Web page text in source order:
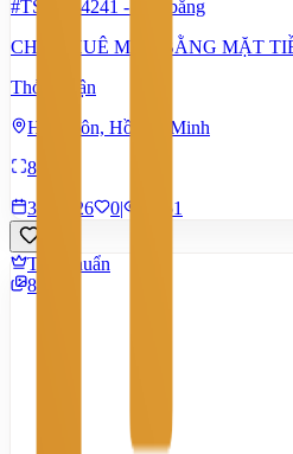
#TS95994241 -
Mặt bằng
CHO THUÊ MẶT BẰNG MẶT
Thỏa thuận
Hóc Môn, Hồ Chí Minh
850 m²
3/7/2026
0| 1.451
Tiêu chuẩn
8